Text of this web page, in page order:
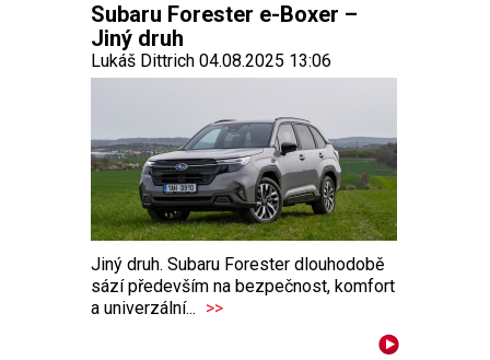
Subaru Forester e-Boxer –
Jiný druh
Lukáš Dittrich 04.08.2025 13:06
Jiný druh. Subaru Forester dlouhodobě
sází především na bezpečnost, komfort
a univerzální... >>